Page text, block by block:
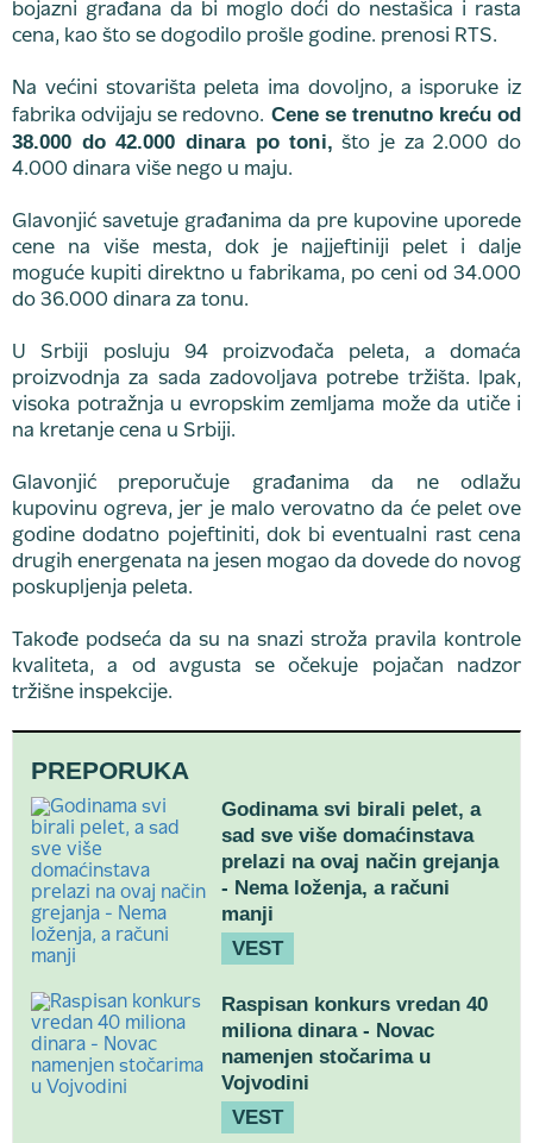
bojazni građana da bi moglo doći do nestašica i rasta
cena, kao što se dogodilo prošle godine. prenosi RTS.
Na većini stovarišta peleta ima dovoljno, a isporuke iz
fabrika odvijaju se redovno. Cene se trenutno kreću od
38.000 do 42.000 dinara po toni, što je za 2.000 do
4.000 dinara više nego u maju.
Glavonjić savetuje građanima da pre kupovine uporede
cene na više mesta, dok je najjeftiniji pelet i dalje
moguće kupiti direktno u fabrikama, po ceni od 34.000
do 36.000 dinara za tonu.
U Srbiji posluju 94 proizvođača peleta, a domaća
proizvodnja za sada zadovoljava potrebe tržišta. Ipak,
visoka potražnja u evropskim zemljama može da utiče i
na kretanje cena u Srbiji.
Glavonjić preporučuje građanima da ne odlažu
kupovinu ogreva, jer je malo verovatno da će pelet ove
godine dodatno pojeftiniti, dok bi eventualni rast cena
drugih energenata na jesen mogao da dovede do novog
poskupljenja peleta.
Takođe podseća da su na snazi stroža pravila kontrole
kvaliteta, a od avgusta se očekuje pojačan nadzor
tržišne inspekcije.
PREPORUKA
Godinama svi birali pelet, a
sad sve više domaćinstava
prelazi na ovaj način grejanja
- Nema loženja, a računi
manji
VEST
Raspisan konkurs vredan 40
miliona dinara - Novac
namenjen stočarima u
Vojvodini
VEST